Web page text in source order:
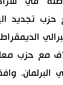
تجديد
مع حزب
البرلمان.